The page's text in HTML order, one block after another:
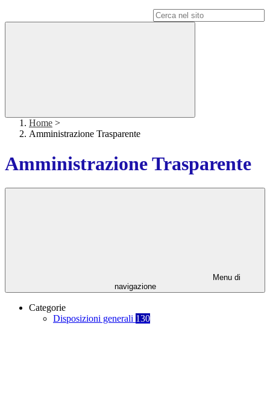
Home >
Amministrazione Trasparente
Amministrazione Trasparente
Menu di
navigazione
Categorie
Disposizioni generali 130